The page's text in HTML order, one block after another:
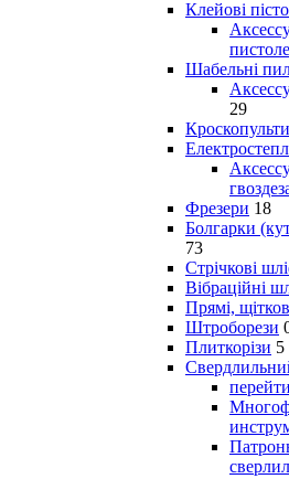
Клейові
Шабельні
29
Кроскопульти
Фрезери 18
Болгарки
73
Стрічкові
Вібраційні
Прямі,
Штроборези
Плиткорізи 5